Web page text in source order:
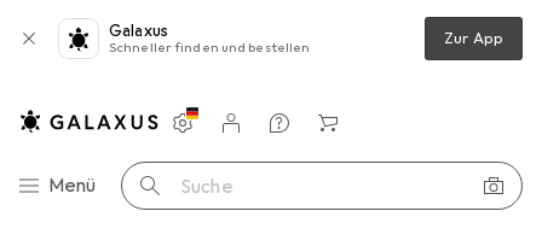
Galaxus
Schneller finden und bestellen Zur App
Navigation nach Kategorien
Menü Suche
Einstellungen
Kundenkonto
Vergleichslisten
Merklisten
Warenkorb